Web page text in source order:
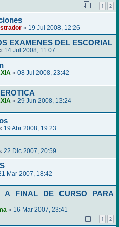
1 2
« 19 Jul 2008, 12:26
EXAMENES DEL ESCORIAL
14 Jul 2008, 11:07
« 08 Jul 2008, 23:42
« 29 Jun 2008, 13:24
19 Abr 2008, 19:23
22 Dic 2007, 20:59
Mar 2007, 18:42
A FINAL DE CURSO PARA
« 16 Mar 2007, 23:41
1 2